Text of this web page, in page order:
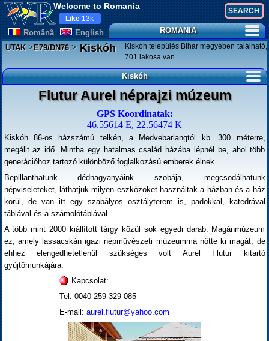
Welcome to Romania
Românã English
Like 13k
ROMANIA
UTAK>E79/DN76>Kiskóh
Kiskóh település Bihar megyében található,
701 lakosa van.
Kiskóh
Flutur Aurel néprajzi múzeum
GPS Koordinatak:
46.55614 E, 22.56474 K
Kiskóh 86-os házszámú telkén, a Medvebarlangtól kb. 300 méterre,
megállt az idő. Mintha egy hatalmas család házába lépnél be, ahol több
generációhoz tartozó különböző foglalkozású emberek élnek.
Bepillanthatunk dédnagyanyáink szobája, megcsodálhatunk
népviseleteket, láthatjuk milyen eszközöket használtak a házban és a ház
körül, de van itt egy szabályos osztályterem is, padokkal, katedrával
táblával és a számolótáblával.
A több mint 2000 kiállított tárgy közül sok egyedi darab. Magánmúzeum
ez, amely lassacskán igazi népművészeti múzeummá nőtte ki magát, de
ehhez elengedhetetlenül szükséges volt Aurel Flutur kitartó
gyűjtőmunkájára.
Kapcsolat:
Tel. 0040-259-329-085
E-mail: aurel.flutur@yahoo.com